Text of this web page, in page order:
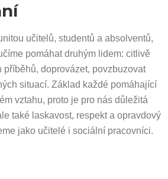
učitelů, studentů a absolventů,
pomáhat druhým lidem: citlivě
příběhů, doprovázet, povzbuzovat
situací. Základ každé pomáhající
vztahu, proto je pro nás důležitá
také laskavost, respekt a opravdový
jako učitelé i sociální pracovníci.